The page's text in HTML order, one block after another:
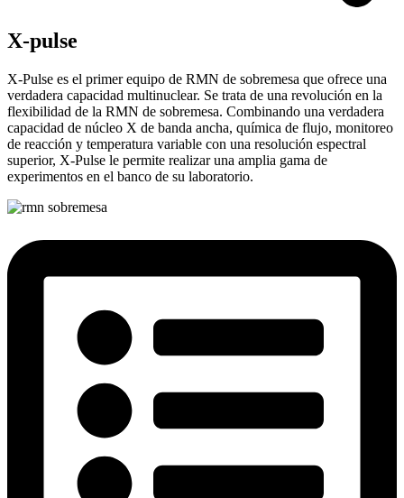
X-pulse
X-Pulse es el primer equipo de RMN de sobremesa que ofrece una
verdadera capacidad multinuclear. Se trata de una revolución en la
flexibilidad de la RMN de sobremesa. Combinando una verdadera
capacidad de núcleo X de banda ancha, química de flujo, monitoreo
de reacción y temperatura variable con una resolución espectral
superior, X-Pulse le permite realizar una amplia gama de
experimentos en el banco de su laboratorio.